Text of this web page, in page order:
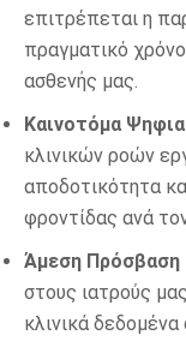
επιτρέπεται η
πραγματικό
ασθενής μας.
Καινοτόμα
κλινικών ροών
αποδοτικότητα
φροντίδας ανά
Άμεση Πρόσβαση
στους ιατρούς
κλινικά